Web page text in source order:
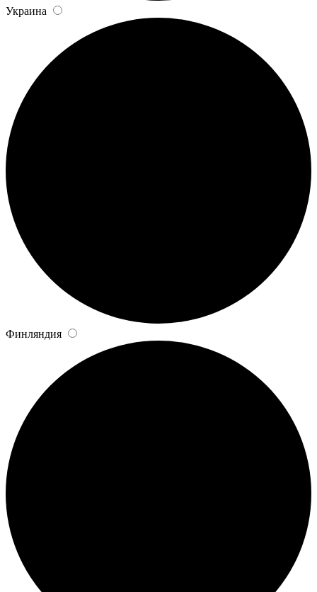
Украина
Финляндия